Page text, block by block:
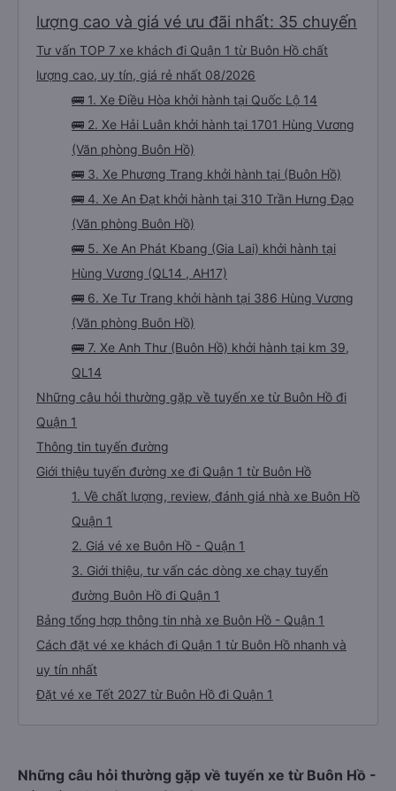
lượng cao và giá vé ưu đãi nhất: 35 chuyến
Tư vấn TOP 7 xe khách đi Quận 1 từ Buôn Hồ chất
lượng cao, uy tín, giá rẻ nhất 08/2026
🚌 1. Xe Điều Hòa khởi hành tại Quốc Lộ 14
🚌 2. Xe Hải Luân khởi hành tại 1701 Hùng Vương
(Văn phòng Buôn Hồ)
🚌 3. Xe Phương Trang khởi hành tại (Buôn Hồ)
🚌 4. Xe An Đạt khởi hành tại 310 Trần Hưng Đạo
(Văn phòng Buôn Hồ)
🚌 5. Xe An Phát Kbang (Gia Lai) khởi hành tại
Hùng Vương (QL14 , AH17)
🚌 6. Xe Tư Trang khởi hành tại 386 Hùng Vương
(Văn phòng Buôn Hồ)
🚌 7. Xe Anh Thư (Buôn Hồ) khởi hành tại km 39,
QL14
Những câu hỏi thường gặp về tuyến xe từ Buôn Hồ đi
Quận 1
Thông tin tuyến đường
Giới thiệu tuyến đường xe đi Quận 1 từ Buôn Hồ
1. Về chất lượng, review, đánh giá nhà xe Buôn Hồ
Quận 1
2. Giá vé xe Buôn Hồ - Quận 1
3. Giới thiệu, tư vấn các dòng xe chạy tuyến
đường Buôn Hồ đi Quận 1
Bảng tổng hợp thông tin nhà xe Buôn Hồ - Quận 1
Cách đặt vé xe khách đi Quận 1 từ Buôn Hồ nhanh và
uy tín nhất
Đặt vé xe Tết 2027 từ Buôn Hồ đi Quận 1
Những câu hỏi thường gặp về tuyến xe từ Buôn Hồ -